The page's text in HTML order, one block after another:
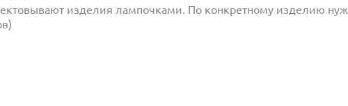
изделия лампочками. По конкретному изделию